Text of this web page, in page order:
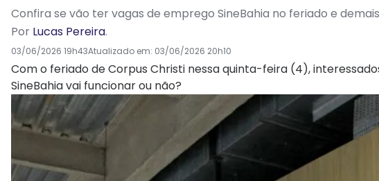
Confira se vão ter vagas de emprego SineBahia no feriado e
Por Lucas Pereira.
03/06/2026 19h43Atualizado em: 03/06/2026 20h10
Com o feriado de Corpus Christi nessa quinta-feira (4),
SineBahia vai funcionar ou não?